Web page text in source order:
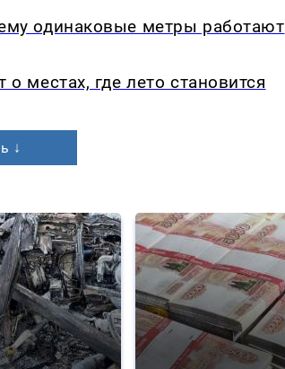
одинаковые метры работают
местах, где лето становится
↓